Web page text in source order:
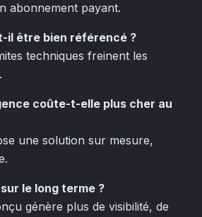
abonnement payant.
il être bien référencé ?
techniques freinent les
coûte-t-elle plus cher au
une solution sur mesure,
le long terme ?
génère plus de visibilité, de